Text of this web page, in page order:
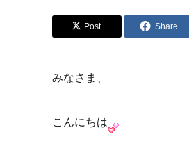
Post Share
みなさま、
こんにちは